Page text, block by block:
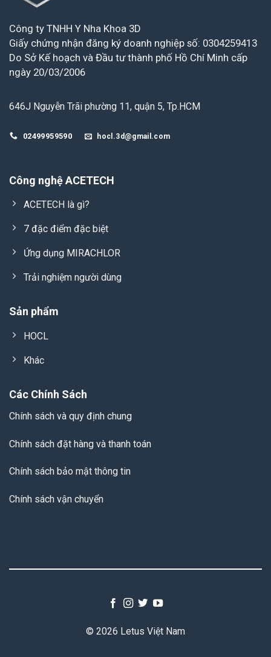
Công ty TNHH Y Nha Khoa 3D
Giấy chứng nhận đăng ký doanh nghiệp số: 0304259413
Do Sở Kế hoạch và Đầu tư thành phố Hồ Chí Minh cấp
ngày 20/03/2006
646J Nguyễn Trãi phường 11, quận 5, Tp.HCM
02499959590 hocl.3d@gmail.com
Công nghệ ACETECH
ACETECH là gì?
7 đặc điểm đặc biệt
Ứng dụng MIRACHLOR
Trải nghiệm người dùng
Sản phẩm
HOCL
Khác
Các Chính Sách
Chính sách và quy định chung
Chính sách đặt hàng và thanh toán
Chính sách bảo mật thông tin
Chính sách vận chuyển
© 2026 Letus Việt Nam